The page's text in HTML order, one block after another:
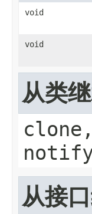
void
void
从类
从接